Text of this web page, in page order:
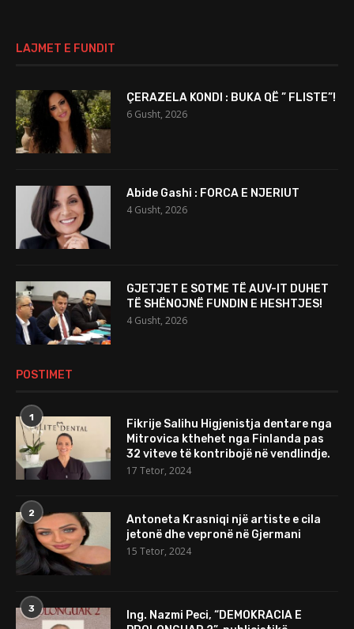
LAJMET E FUNDIT
ÇERAZELA KONDI : BUKA QË ” FLISTE”!
6 Gusht, 2026
Abide Gashi : FORCA E NJERIUT
4 Gusht, 2026
GJETJET E SOTME TË AUV-IT DUHET
TË SHËNOJNË FUNDIN E HESHTJES!
4 Gusht, 2026
POSTIMET
1
Fikrije Salihu Higjenistja dentare nga
Mitrovica kthehet nga Finlanda pas
32 viteve të kontribojë në vendlindje.
17 Tetor, 2024
2
Antoneta Krasniqi një artiste e cila
jetonë dhe vepronë në Gjermani
15 Tetor, 2024
3
Ing. Nazmi Peci, “DEMOKRACIA E